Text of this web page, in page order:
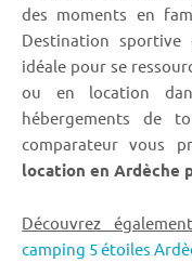
des moments en
Destination
idéale pour se
ou en location
hébergements de
comparateur vous
location en Ardèche
Découvrez
camping 5 étoiles